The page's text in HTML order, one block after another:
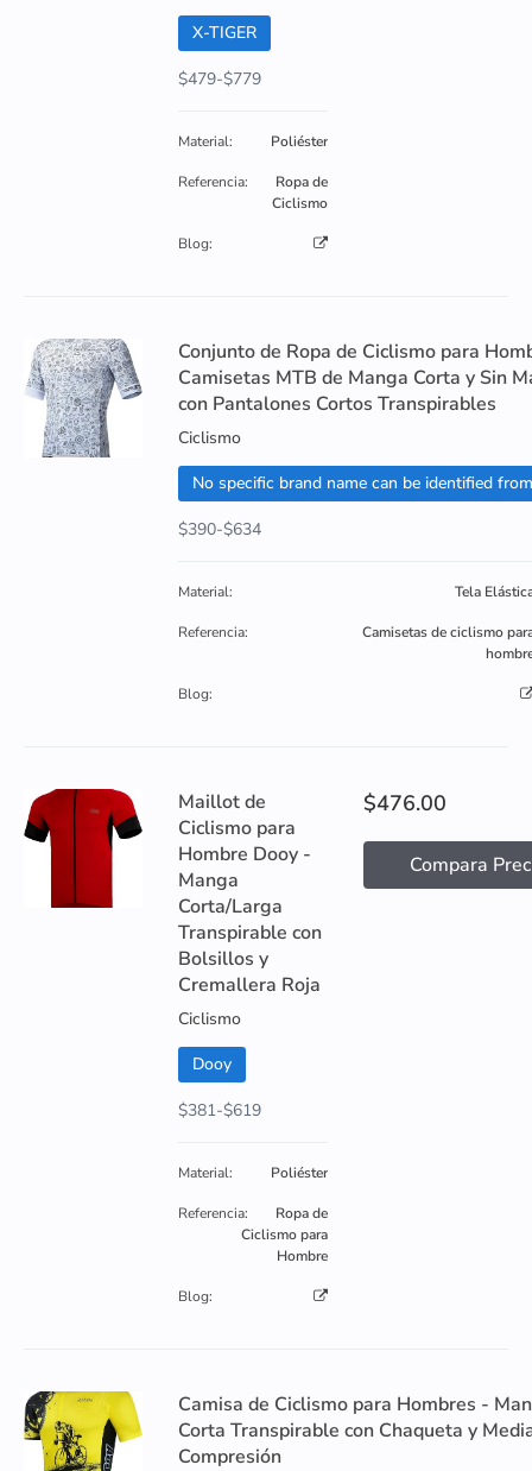
X-TIGER
$479-$779
Material: Poliéster
Referencia:
Ropa de
Ciclismo
Blog:
Conjunto de Ropa de Ciclismo para
Camisetas MTB de Manga Corta y Sin
con Pantalones Cortos Transpirables
Ciclismo
$390-$634
Material: Tela
Referencia:
Camisetas de ciclismo
Blog:
Maillot de
Ciclismo para
Hombre Dooy -
Manga
Corta/Larga
Transpirable con
Bolsillos y
Cremallera Roja
Ciclismo
Dooy
$381-$619
Material: Poliéster
Referencia:
Ropa de
Ciclismo para
Hombre
Blog:
$476.00
Compara
Camisa de Ciclismo para Hombres -
Corta Transpirable con Chaqueta y
Compresión